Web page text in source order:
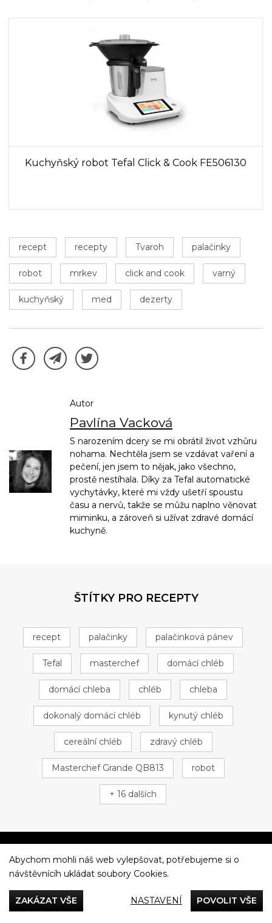
Kuchyňský robot Tefal Click & Cook FE506130
recept recepty Tvaroh palačinky
robot mrkev click and cook varný
kuchyňský med dezerty
Autor
Pavlína Vacková
S narozením dcery se mi obrátil život vzhůru
nohama. Nechtěla jsem se vzdávat vaření a
pečení, jen jsem to nějak, jako všechno,
prostě nestíhala. Díky za Tefal automatické
vychytávky, které mi vždy ušetří spoustu
času a nervů, takže se můžu naplno věnovat
miminku, a zároveň si užívat zdravé domácí
kuchyně.
ŠTÍTKY PRO RECEPTY
recept palačinky palačinková pánev
Tefal masterchef domácí chléb
domácí chleba chléb chleba
dokonalý domácí chléb kynutý chléb
cereální chléb zdravý chléb
Masterchef Grande QB813 robot
+ 16 dalších
Večeříme společně
Abychom mohli náš web vylepšovat, potřebujeme si o
návštěvnícíh ukládat soubory Cookies.
ZAKÁZAT VŠE NASTAVENÍ POVOLIT VŠE